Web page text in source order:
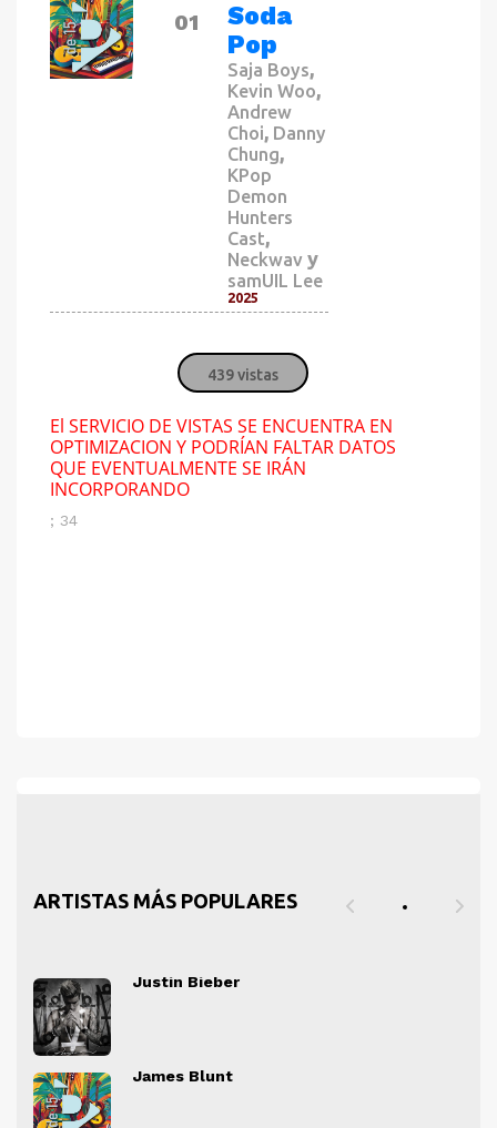
01
Soda
Pop
Saja Boys,
Kevin Woo,
Andrew
Choi, Danny
Chung,
KPop
Demon
Hunters
Cast,
Neckwav y
samUIL Lee
2025
439 vistas
El SERVICIO DE VISTAS SE ENCUENTRA EN
OPTIMIZACION Y PODRÍAN FALTAR DATOS
QUE EVENTUALMENTE SE IRÁN
INCORPORANDO
; 34
ARTISTAS MÁS POPULARES
Justin Bieber
James Blunt